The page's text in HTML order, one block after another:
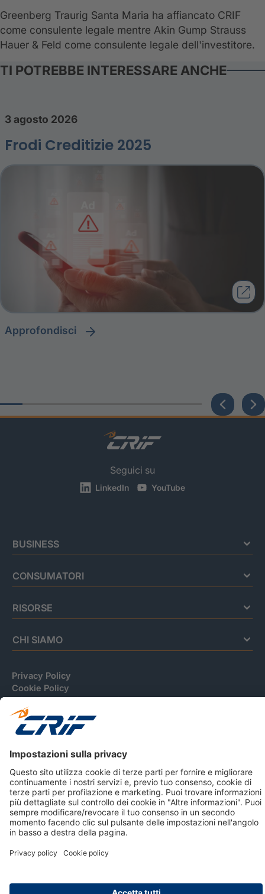
Greenberg Traurig Santa Maria ha affiancato CRIF
come consulente legale mentre Akin Gump Strauss
Hauer & Feld come consulente legale dell'investitore.
TI POTREBBE INTERESSARE ANCHE
3 agosto 2026
Frodi Creditizie 2025
approfondisci
Seguici su
LinkedIn YouTube
BUSINESS
CONSUMATORI
RISORSE
CHI SIAMO
Privacy Policy
Cookie Policy
Informativa Dati Personali
CRIF Business Ethics
Accessibilità
Informativa Privacy Relativa Al Sistema Di Informazioni
Creditizie
© 2026 CRIF S.p.A. Tutti i diritti riservati.
Via della Beverara, 21 / 40131 Bologna / Italy Cap. Soc.
sottoscritto € 51.941.235,00 di cui versato € 51.806.190,00 |
Società soggetta all'attività di direzione e coordinamento di